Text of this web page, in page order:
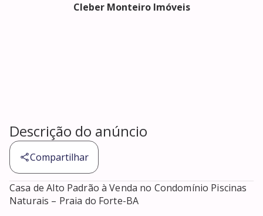
Cleber Monteiro Imóveis
Descrição do anúncio
Compartilhar
Casa de Alto Padrão à Venda no Condomínio Piscinas
Naturais – Praia do Forte-BA